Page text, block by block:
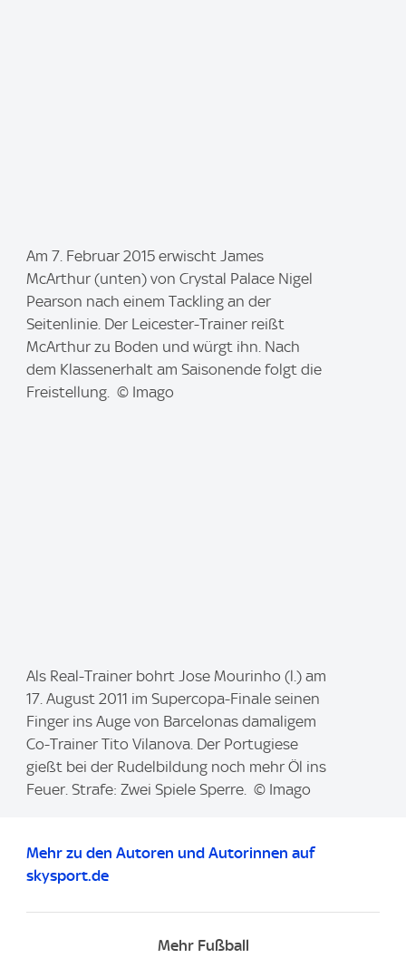
m
Am 7. Februar 2015 erwischt James
McArthur (unten) von Crystal Palace Nigel
Pearson nach einem Tackling an der
Seitenlinie. Der Leicester-Trainer reißt
McArthur zu Boden und würgt ihn. Nach
dem Klassenerhalt am Saisonende folgt die
Freistellung. © Imago
m
Als Real-Trainer bohrt Jose Mourinho (l.) am
17. August 2011 im Supercopa-Finale seinen
Finger ins Auge von Barcelonas damaligem
Co-Trainer Tito Vilanova. Der Portugiese
gießt bei der Rudelbildung noch mehr Öl ins
Feuer. Strafe: Zwei Spiele Sperre. © Imago
Mehr zu den Autoren und Autorinnen auf
skysport.de
Mehr Fußball